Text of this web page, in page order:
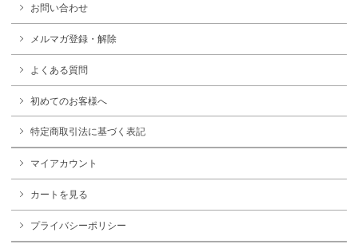
お問い合わせ
メルマガ登録・解除
よくある質問
初めてのお客様へ
特定商取引法に基づく表記
マイアカウント
カートを見る
プライバシーポリシー